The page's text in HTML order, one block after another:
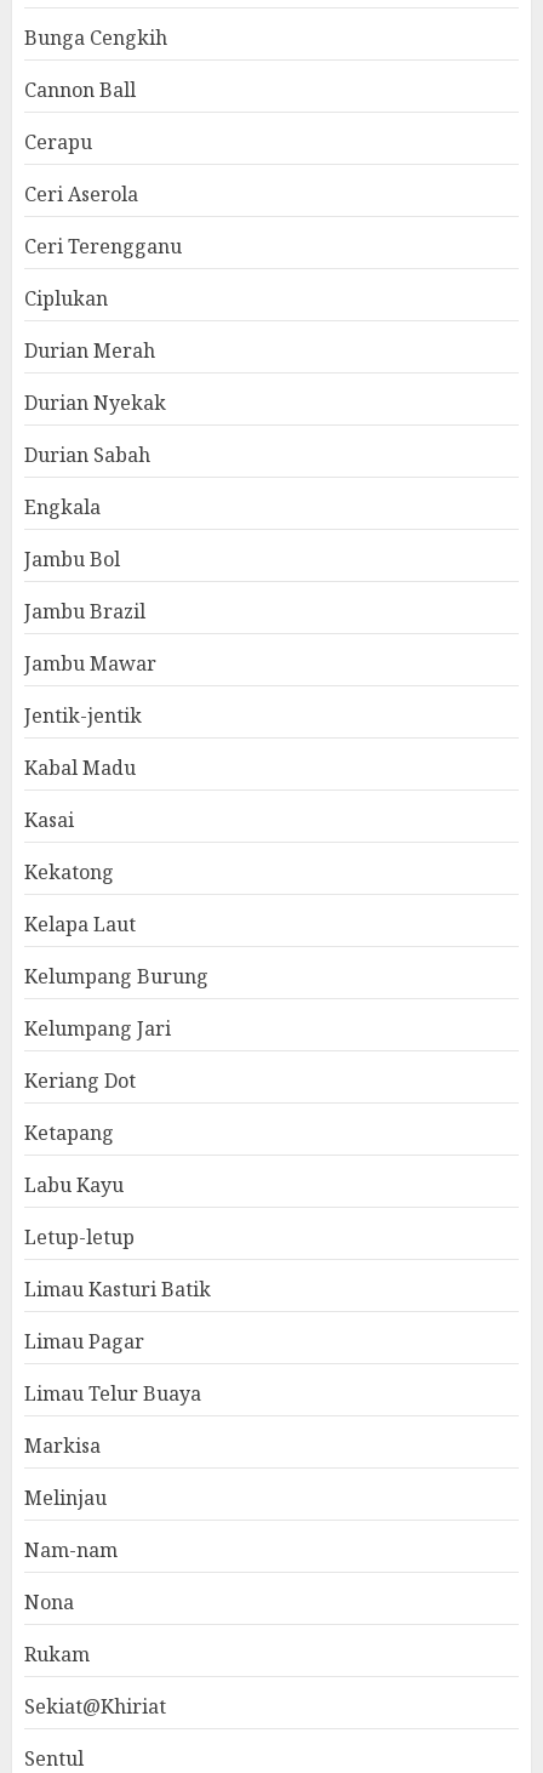
Bunga Cengkih
Cannon Ball
Cerapu
Ceri Aserola
Ceri Terengganu
Ciplukan
Durian Merah
Durian Nyekak
Durian Sabah
Engkala
Jambu Bol
Jambu Brazil
Jambu Mawar
Jentik-jentik
Kabal Madu
Kasai
Kekatong
Kelapa Laut
Kelumpang Burung
Kelumpang Jari
Keriang Dot
Ketapang
Labu Kayu
Letup-letup
Limau Kasturi Batik
Limau Pagar
Limau Telur Buaya
Markisa
Melinjau
Nam-nam
Nona
Rukam
Sekiat@Khiriat
Sentul